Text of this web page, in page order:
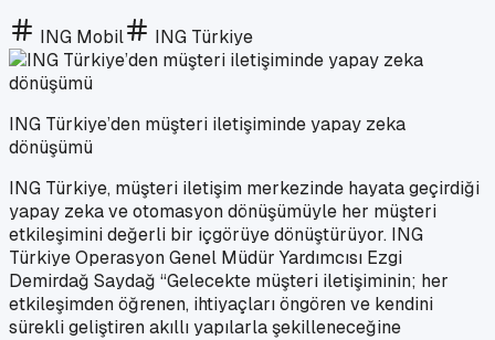
ING Mobil ING Türkiye
ING Türkiye’den müşteri iletişiminde yapay zeka
dönüşümü
ING Türkiye, müşteri iletişim merkezinde hayata geçirdiği
yapay zeka ve otomasyon dönüşümüyle her müşteri
etkileşimini değerli bir içgörüye dönüştürüyor. ING
Türkiye Operasyon Genel Müdür Yardımcısı Ezgi
Demirdağ Saydağ “Gelecekte müşteri iletişiminin; her
etkileşimden öğrenen, ihtiyaçları öngören ve kendini
sürekli geliştiren akıllı yapılarla şekilleneceğine